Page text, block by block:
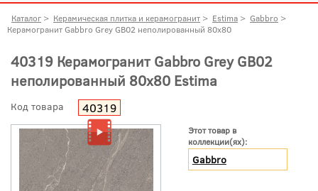
Каталог > Керамическая плитка и керамогранит > Estima > Gabbro >
Керамогранит Gabbro Grey GB02 неполированный 80x80
40319 Керамогранит Gabbro Grey GB02
неполированный 80x80 Estima
Код товара 40319
Этот товар в
коллекции(ях):
Gabbro